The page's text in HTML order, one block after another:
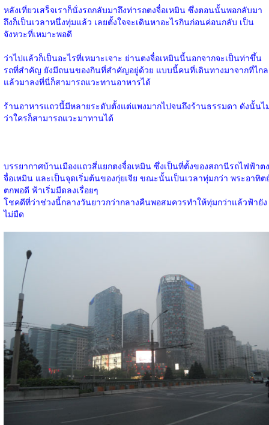
หลังเที่ยวเสร็จเราก็นั่งรถกลับมาถึงท่ารถตงจื๋อเหมิน ซึ่งตอนนั้นพอกลับมา
ถึงก็เป็นเวลาหนึ่งทุ่มแล้ว เลยตั้งใจจะเดินหาอะไรกินก่อนค่อนกลับ เป็น
จังหวะที่เหมาะพอดี
ว่าไปแล้วก็เป็นอะไรที่เหมาะเจาะ ย่านตงจื๋อเหมินนี้นอกจากจะเป็นท่าขึ้น
รถที่สำคัญ ยังมีถนนของกินที่สำคัญอยู่ด้วย แบบนี้คนที่เดินทางมาจากที่ไกล
แล้วมาลงที่นี่ก็สามารถแวะทานอาหารได้
ร้านอาหารแถวนี้มีหลายระดับตั้งแต่แพงมากไปจนถึงร้านธรรมดา ดังนั้นไ
ว่าใครก็สามารถแวะมาทานได้
บรรยากาศบ้านเมืองแถวสี่แยกตงจื๋อเหมิน ซึ่งเป็นที่ตั้งของสถานีรถไฟฟ้าตง
จื๋อเหมิน และเป็นจุดเริ่มต้นของกุ่ยเจีย ขณะนั้นเป็นเวลาทุ่มกว่า พระอาทิต
ตกพอดี ฟ้าเริ่มมืดลงเรื่อยๆ
โชคดีที่ว่าช่วงนี้กลางวันยาวกว่ากลางคืนพอสมควรทำให้ทุ่มกว่าแล้วฟ้ายัง
ไม่มืด